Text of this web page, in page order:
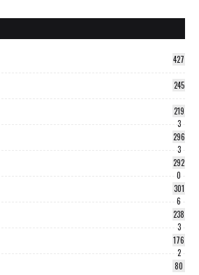
427
245
219
3
296
3
292
0
301
6
238
3
176
2
80